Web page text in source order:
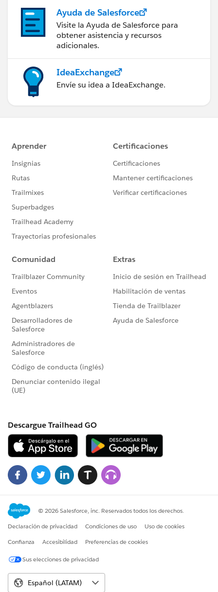
Ayuda de Salesforce
Visite la Ayuda de Salesforce para
obtener asistencia y recursos
adicionales.
IdeaExchange
Envíe su idea a IdeaExchange.